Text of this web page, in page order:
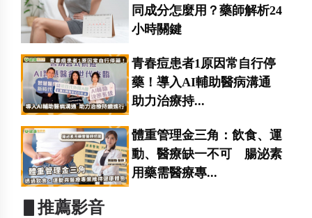
同成分怎麼用？藥師解析24
小時關鍵
青春痘患者1原因常自行停
藥！導入AI輔助醫病溝通
助力治療持...
體重管理金三角：飲食、運
動、醫療缺一不可 腸泌素
用藥需醫療專...
▋推薦影音